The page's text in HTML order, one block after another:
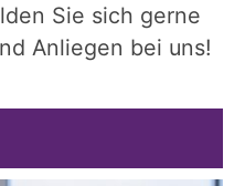
Sie sich gerne
Anliegen bei uns!